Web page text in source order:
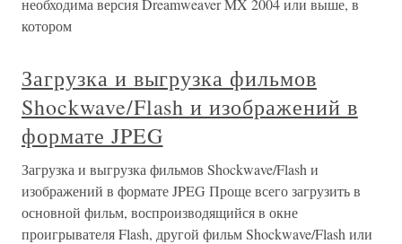
необходима версия Dreamweaver MX 2004 или выше, в
котором
Загрузка и выгрузка фильмов
Shockwave/Flash и изображений в
формате JPEG
Загрузка и выгрузка фильмов Shockwave/Flash и
изображений в формате JPEG Проще всего загрузить в
основной фильм, воспроизводящийся в окне
проигрывателя Flash, другой фильм Shockwave/Flash или